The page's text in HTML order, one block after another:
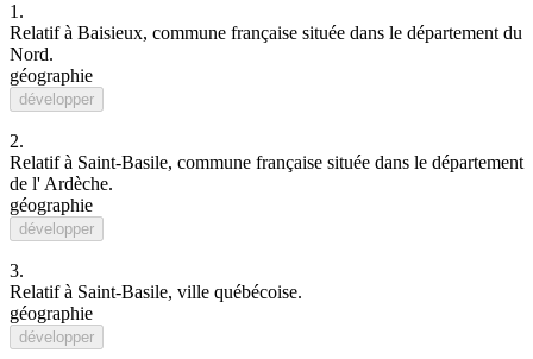
1.
Relatif à Baisieux, commune française située dans le département du
Nord.
géographie
développer
2.
Relatif à Saint-Basile, commune française située dans le département
de l' Ardèche.
géographie
développer
3.
Relatif à Saint-Basile, ville québécoise.
géographie
développer